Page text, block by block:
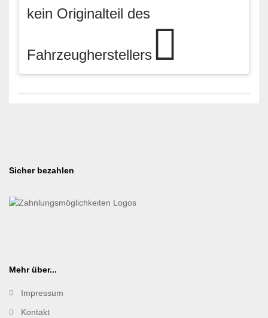
kein Originalteil des
Fahrzeugherstellers
Sicher bezahlen
Mehr über...
Impressum
Kontakt